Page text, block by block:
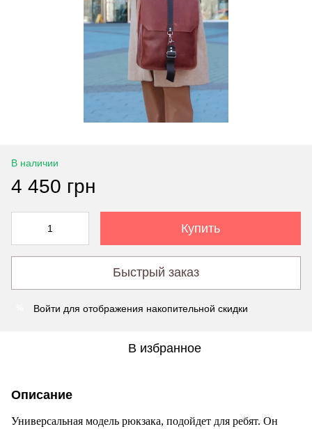
В наличии
4 450 грн
Купить
Быстрый заказ
Войти для отображения накопительной скидки
В избранное
Описание
Универсальная модель рюкзака, подойдет для ребят. Он